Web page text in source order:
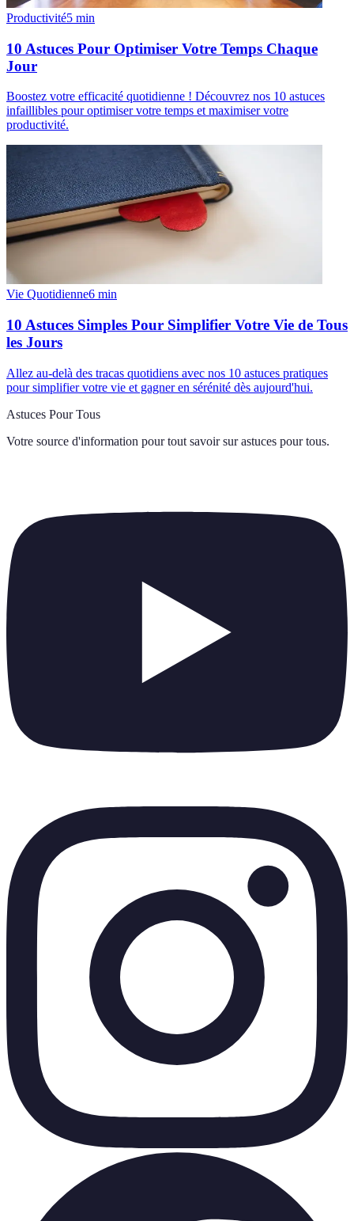
Productivité5 min
10 Astuces Pour Optimiser Votre Temps Chaque
Jour
Boostez votre efficacité quotidienne ! Découvrez nos 10 astuces
infaillibles pour optimiser votre temps et maximiser votre
productivité.
Vie Quotidienne6 min
10 Astuces Simples Pour Simplifier Votre Vie de Tous
les Jours
Allez au-delà des tracas quotidiens avec nos 10 astuces pratiques
pour simplifier votre vie et gagner en sérénité dès aujourd'hui.
Astuces Pour Tous
Votre source d'information pour tout savoir sur astuces pour tous.